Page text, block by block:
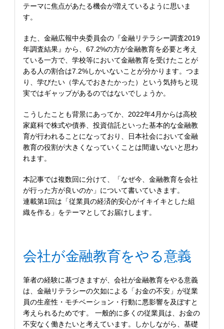
テーマに焦点があたる機会が増えているように思いま
す。
また、金融広報中央委員会の『金融リテラシー調査2019
年調査結果』から、67.2%の方が金融教育を必要と考え
ている一方で、学校等において金融教育を受けたことが
ある人の割合は7.2%しかいないことが分かります。つま
り、学びたい（学んでおきたかった）という気持ちと現
実ではギャップがあるのではないでしょうか。
こうしたことも背景にあってか、2022年4月からは高校
家庭科で株式や債券、投資信託といった基本的な金融教
育が行われることになっており、日本社会において金融
教育の役割が大きくなっていくことは間違いないと思わ
れます。
本記事では複数回に分けて、「なぜ今、金融教育を会社
が行った方が良いのか」について書いていきます。
連載第1回は「従業員の経済的安心がイキイキとした組
織を作る」をテーマとしてお届けします。
会社が金融教育をやる意義
筆者の経験に基づきますが、会社が金融教育をやる意義
は、金融リテラシーの欠如による「お金の不安」が従業
員の生産性・モチベーション・行動に悪影響を及ぼすと
考えられるためです。 一般的に多くの従業員は、お金の
不安なく働きたいと考えています。しかしながら、基礎